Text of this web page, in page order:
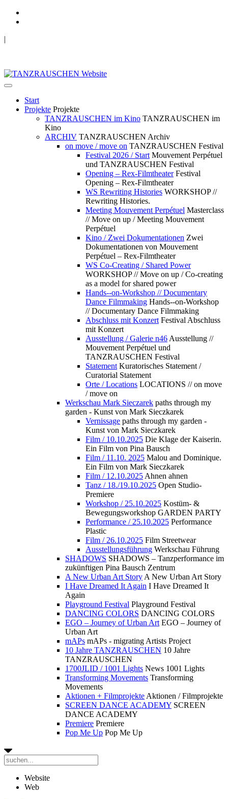
|
Start
Projekte Projekte
TANZRAUSCHEN im Kino TANZRAUSCHEN im
Kino
ARCHIV TANZRAUSCHEN Archiv
on move / move on TANZRAUSCHEN Festival
Festival 2026 / Start Mouvement Perpétuel
und TANZRAUSCHEN Festival
Opening – Rex-Filmtheater Festival
Opening – Rex-Filmtheater
WS Rewriting Histories WORKSHOP //
Rewriting Histories.
Meeting Mouvement Perpétuel Masterclass
// Move on up / Meeting Mouvement
Perpétuel
Kino / Zwei Dokumentationen Zwei
Dokumentationen von Mouvement
Perpétuel – Rex-Filmtheater
WS Co-Creating / Shared Power
WORKSHOP // Move on up / Co-creating
as a model for shared power
Hands--on-Workshop // Documentary
Dance Filmmaking Hands--on-Workshop
// Documentary Dance Filmmaking
Abschluss mit Konzert Festival Abschluss
mit Konzert
Ausstellung / Galerie n46 Ausstellung //
Mouvement Perpétuel und
TANZRAUSCHEN Festival
Statement Kuratorisches Statement /
Curatorial Statement
Orte / Locations LOCATIONS // on move
/ move on
Werkschau Mark Sieczarek paths through my
garden - Kunst von Mark Sieczkarek
Vernissage paths through my garden -
Kunst von Mark Sieczkarek
Film / 10.10.2025 Die Klage der Kaiserin.
Ein Film von Pina Bausch
Film / 11.10. 2025 Malou and Dominique.
Ein Film von Mark Sieczkarek
Film / 12.10.2025 Ahnen ahnen
Tanz / 18./19.10.2025 Open Studio-
Premiere
Workshop / 25.10.2025 Kostüm- &
Bewegungsworkshop GARDEN PARTY
Performance / 25.10.2025 Performance
Plastic
Film / 26.10.2025 Film Streetwear
Ausstellungsführung Werkschau Führung
SHADOWS SHADOWS – Tanzperformance im
zukünftigen Pina Bausch Zentrum
A New Urban Art Story A New Urban Art Story
I Have Dreamed It Again I Have Dreamed It
Again
Playground Festival Playground Festival
DANCING COLORS DANCING COLORS
EGO – Journey of Urban Art EGO – Journey of
Urban Art
mAPs mAPs - migrating Artists Project
10 Jahre TANZRAUSCHEN 10 Jahre
TANZRAUSCHEN
1700JLID / 1001 Lights News 1001 Lights
Transforming Movements Transforming
Movements
Aktionen + Filmprojekte Aktionen / Filmprojekte
SCREEN DANCE ACADEMY SCREEN
DANCE ACADEMY
Premiere Premiere
Pop Me Up Pop Me Up
Website
Web